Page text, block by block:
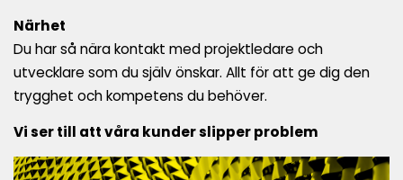
Närhet
Du har så nära kontakt med projektledare och
utvecklare som du själv önskar. Allt för att ge dig den
trygghet och kompetens du behöver.
Vi ser till att våra kunder slipper problem